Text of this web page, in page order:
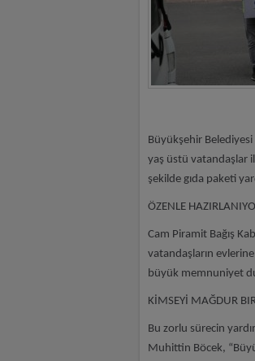
Büyükşehir
yaş üstü vatandaşlar
şekilde gıda paketi
ÖZENLE
Cam Piramit Bağış
vatandaşların
büyük memnuniyet
KİMSEYİ MAĞDUR
Bu zorlu sürecin
Muhittin Böcek,